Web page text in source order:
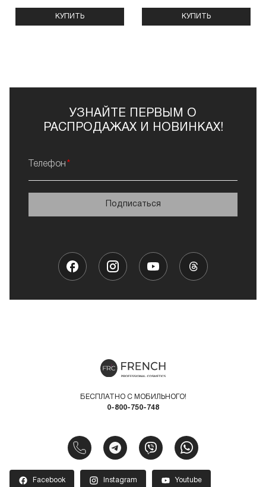
КУПИТЬ КУПИТЬ
УЗНАЙТЕ ПЕРВЫМ О
РАСПРОДАЖАХ И НОВИНКАХ!
Телефон
Подписаться
БЕСПЛАТНО С МОБИЛЬНОГО!
0-800-750-748
Facebook Instagram Youtube